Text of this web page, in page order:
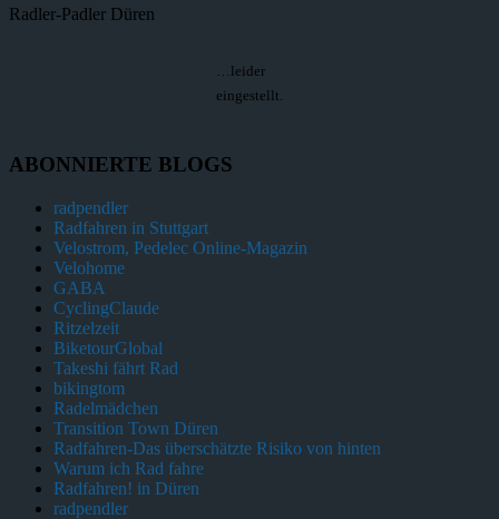
Radler-Padler Düren
…leider
eingestellt.
ABONNIERTE BLOGS
radpendler
Radfahren in Stuttgart
Velostrom, Pedelec Online-Magazin
Velohome
GABA
CyclingClaude
Ritzelzeit
BiketourGlobal
Takeshi fährt Rad
bikingtom
Radelmädchen
Transition Town Düren
Radfahren-Das überschätzte Risiko von hinten
Warum ich Rad fahre
Radfahren! in Düren
radpendler